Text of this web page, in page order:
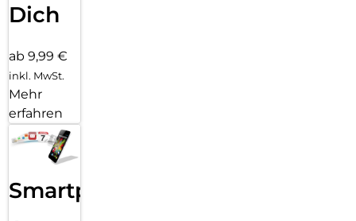
Dich
ab 9,99 €
inkl. MwSt.
Mehr
erfahren
Smartphone